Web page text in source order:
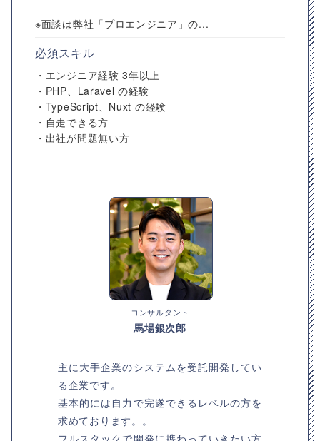
※面談は弊社「プロエンジニア」の...
必須スキル
・エンジニア経験 3年以上
・PHP、Laravel の経験
・TypeScript、Nuxt の経験
・自走できる方
・出社が問題無い方
コンサルタント
馬場銀次郎
主に大手企業のシステムを受託開発してい
る企業です。
基本的には自力で完遂できるレベルの方を
求めております。。
フルスタックで開発に携わっていきたい方